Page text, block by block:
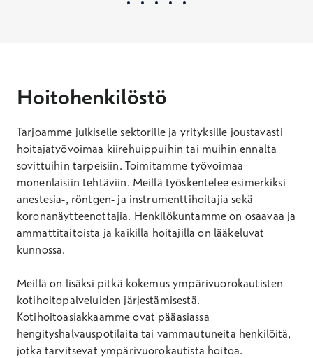
Hoitohenkilöstö
Tarjoamme julkiselle sektorille ja yrityksille joustavasti
hoitajatyövoimaa kiirehuippuihin tai muihin ennalta
sovittuihin tarpeisiin. Toimitamme työvoimaa
monenlaisiin tehtäviin. Meillä työskentelee esimerkiksi
anestesia-, röntgen- ja instrumenttihoitajia sekä
koronanäytteenottajia. Henkilökuntamme on osaavaa ja
ammattitaitoista ja kaikilla hoitajilla on lääkeluvat
kunnossa.
Meillä on lisäksi pitkä kokemus ympärivuorokautisten
kotihoitopalveluiden järjestämisestä.
Kotihoitoasiakkaamme ovat pääasiassa
hengityshalvauspotilaita tai vammautuneita henkilöitä,
jotka tarvitsevat ympärivuorokautista hoitoa.